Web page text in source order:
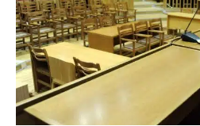
ΕΙΔΗΣΕΙΣ 7 Αυγούστου 2026 22:22
Νέα Αγχίαλος: Σάτυρος
γειτόνισσά του – Καταδικάστηκε
ΔΙΚΑΙΟΣΥΝΗ 7 Αυγούστου 2026 22:07
Σκιάθος: «Με ξυλοκόπησαν και με
δρόμο» – Άγριος καβγάς με